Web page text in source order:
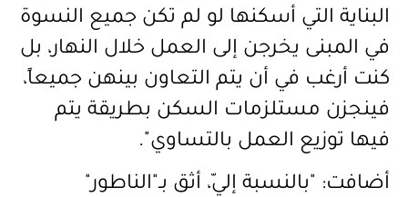
البناية التي أسكنها لو لم تكن جميع النسوة
في المبنى يخرجن إلى العمل خلال النهار، بل
كنت أرغب في أن يتم التعاون بينهن جميعاً،
فينجزن مستلزمات السكن بطريقة يتم
فيها توزيع العمل بالتساوي".
أضافت: "بالنسبة إليّ، أثق بـ"الناطور"